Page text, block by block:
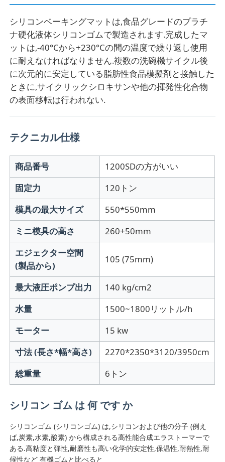
製品
企業情報
シリコンベーキングマットは,食品グレードのプラチ
ナ硬化液体シリコンゴムで製造されます.完成したマ
ットは,-40°Cから+230°Cの間の温度で繰り返し使用
に耐えなければなりません.複数の洗碗機サイクル後
に次元的に安定している脂肪性食品模擬剤と接触した
ときに,サイクリックシロキサンや他の揮発性化合物
の表面移転は行われない.
テクニカル仕様
商品番号
1200SDの方がいい
固定力
120トン
模具の最大サイズ
550*550mm
ミニ模具の高さ
260+50mm
エジェクター空間
(製品から)
105 (75mm)
最大液圧ポンプ出力
140 kg/cm2
水量
1500~1800リットル/h
モーター
15 kw
寸法 (長さ*幅*高さ)
2270*2350*3120/3950cm
総重量
6トン
シリコン ゴム は 何 です か
シリコンゴム (シリコンゴム) は,シリコンおよび他の分子 (例え
ば,炭素,水素,酸素) から構成される高性能合成エラストーマーで
ある.高粘度と弾性,耐磨性も高い化学的安定性,保温性,耐熱性,耐
候性など 有機ゴムと比べると